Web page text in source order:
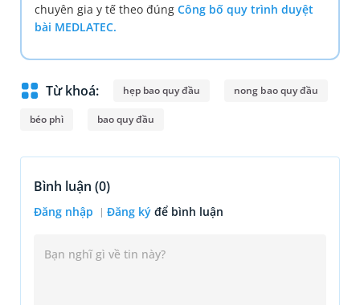
chuyên gia y tế theo đúng Công bố quy trình duyệt
bài MEDLATEC.
Từ khoá: hẹp bao quy đầu nong bao quy đầu
béo phì bao quy đầu
Bình luận (0)
Đăng nhập Đăng ký để bình luận